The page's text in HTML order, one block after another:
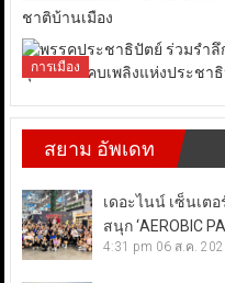
การเมือง
สยาม อัพเดท
เดอะไนน์ เซ็นเต
สนุก ‘AEROBIC
4:31 pm 06 ส.ค.